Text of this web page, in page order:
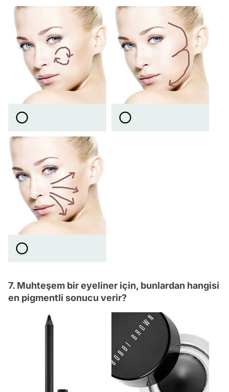
7. Muhteşem bir eyeliner için, bunlardan hangisi
en pigmentli sonucu verir?